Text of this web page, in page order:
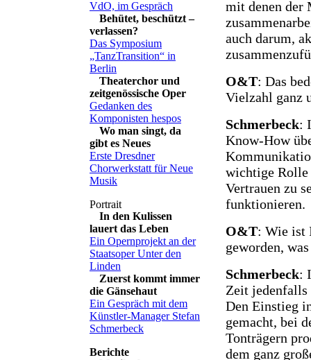
VdO, im Gespräch
Behütet, beschützt –
verlassen?
Das Symposium
„TanzTransition“ in
Berlin
Theaterchor und
zeitgenössische Oper
Gedanken des
Komponisten hespos
Wo man singt, da
gibt es Neues
Erste Dresdner
Chorwerkstatt für Neue
Musik
In den Kulissen
lauert das Leben
Ein Opernprojekt an der
Staatsoper Unter den
Linden
Zuerst kommt immer
die Gänsehaut
Ein Gespräch mit dem
Künstler-Manager Stefan
Schmerbeck
mit denen der
auch darum,
O&T: Das
Vielzahl ganz
Schmerbeck:
Know-How
wichtige Rolle
Vertrauen zu
funktionieren.
O&T: Wie ist
geworden,
Schmerbeck:
Zeit jedenfalls
Den Einstieg
gemacht, bei
Tonträgern
dem ganz